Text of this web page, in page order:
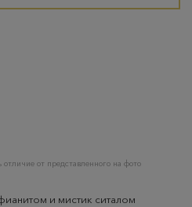
от представленного на фото
и мистик ситалом